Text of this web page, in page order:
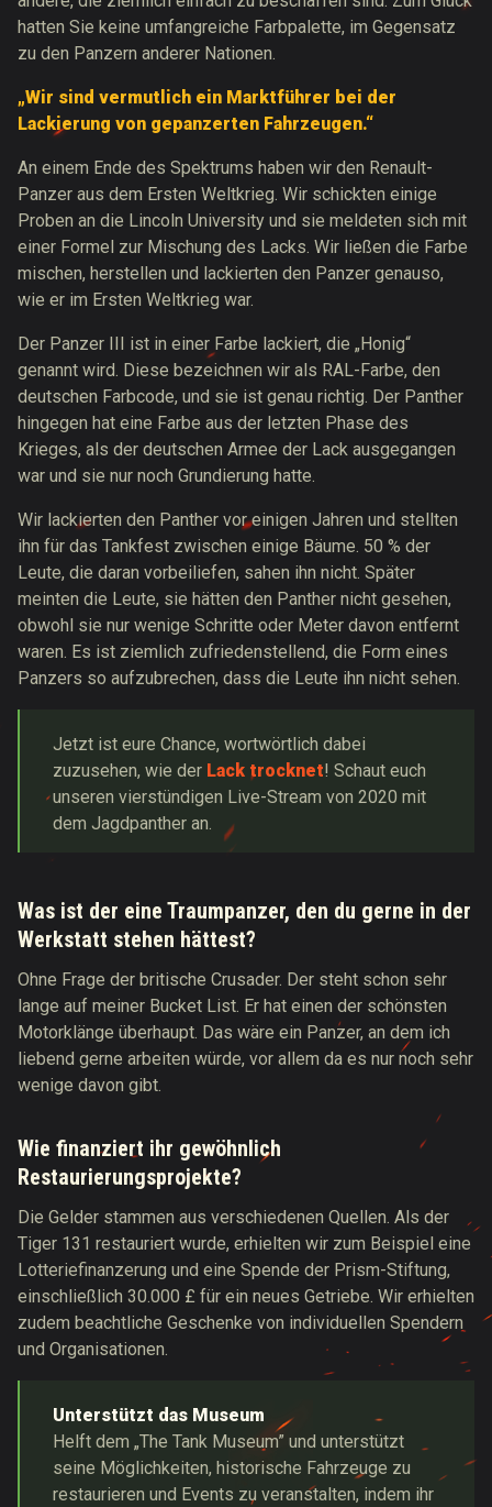
hatten Sie keine umfangreiche Farbpalette, im Gegensatz
zu den Panzern anderer Nationen.
„Wir sind vermutlich ein Marktführer bei der
Lackierung von gepanzerten Fahrzeugen.“
An einem Ende des Spektrums haben wir den Renault-
Panzer aus dem Ersten Weltkrieg. Wir schickten einige
Proben an die Lincoln University und sie meldeten sich mit
einer Formel zur Mischung des Lacks. Wir ließen die Farbe
mischen, herstellen und lackierten den Panzer genauso,
wie er im Ersten Weltkrieg war.
Der Panzer III ist in einer Farbe lackiert, die „Honig“
genannt wird. Diese bezeichnen wir als RAL-Farbe, den
deutschen Farbcode, und sie ist genau richtig. Der Panther
hingegen hat eine Farbe aus der letzten Phase des
Krieges, als der deutschen Armee der Lack ausgegangen
war und sie nur noch Grundierung hatte.
Wir lackierten den Panther vor einigen Jahren und stellten
ihn für das Tankfest zwischen einige Bäume. 50 % der
Leute, die daran vorbeiliefen, sahen ihn nicht. Später
meinten die Leute, sie hätten den Panther nicht gesehen,
obwohl sie nur wenige Schritte oder Meter davon entfernt
waren. Es ist ziemlich zufriedenstellend, die Form eines
Panzers so aufzubrechen, dass die Leute ihn nicht sehen.
Jetzt ist eure Chance, wortwörtlich dabei
zuzusehen, wie der Lack trocknet! Schaut euch
unseren vierstündigen Live-Stream von 2020 mit
dem Jagdpanther an.
Was ist der eine Traumpanzer, den du gerne in der
Werkstatt stehen hättest?
Ohne Frage der britische Crusader. Der steht schon sehr
lange auf meiner Bucket List. Er hat einen der schönsten
Motorklänge überhaupt. Das wäre ein Panzer, an dem ich
liebend gerne arbeiten würde, vor allem da es nur noch sehr
wenige davon gibt.
Wie finanziert ihr gewöhnlich
Restaurierungsprojekte?
Die Gelder stammen aus verschiedenen Quellen. Als der
Tiger 131 restauriert wurde, erhielten wir zum Beispiel eine
Lotteriefinanzerung und eine Spende der Prism-Stiftung,
einschließlich 30.000 £ für ein neues Getriebe. Wir erhielten
zudem beachtliche Geschenke von individuellen Spendern
und Organisationen.
Unterstützt das Museum
Helft dem „The Tank Museum” und unterstützt
seine Möglichkeiten, historische Fahrzeuge zu
restaurieren und Events zu veranstalten, indem ihr